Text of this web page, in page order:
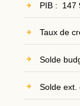
PIB : 147
Taux de
Solde
Solde ext.